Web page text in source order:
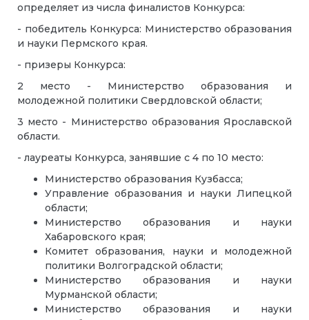
определяет из числа финалистов Конкурса:
- победитель Конкурса: Министерство образования
и науки Пермского края.
- призеры Конкурса:
2 место - Министерство образования и
молодежной политики Свердловской области;
3 место - Министерство образования Ярославской
области.
- лауреаты Конкурса, занявшие с 4 по 10 место:
Министерство образования Кузбасса;
Управление образования и науки Липецкой
области;
Министерство образования и науки
Хабаровского края;
Комитет образования, науки и молодежной
политики Волгоградской области;
Министерство образования и науки
Мурманской области;
Министерство образования и науки